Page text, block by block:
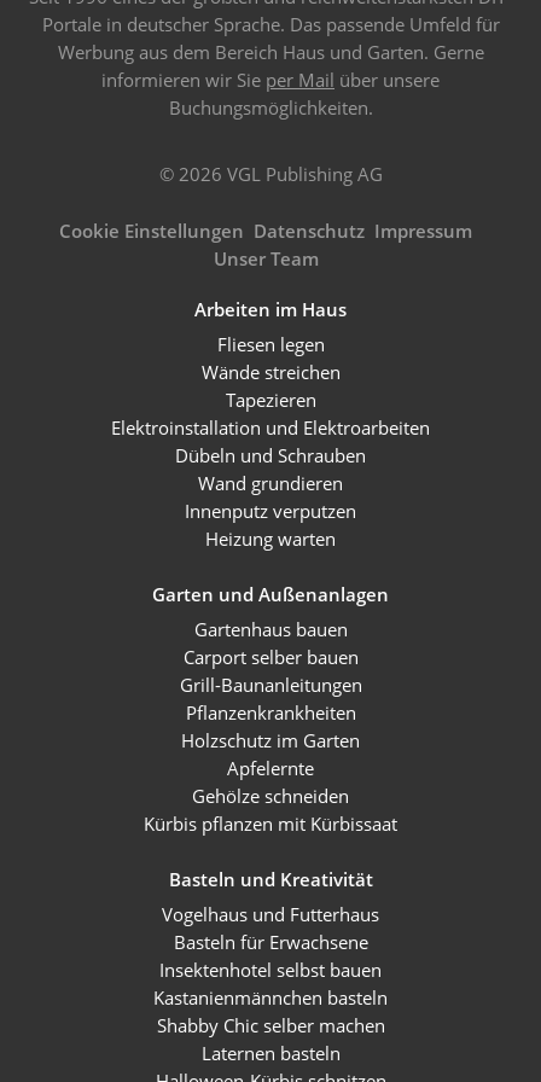
Portale in deutscher Sprache. Das passende Umfeld für
Werbung aus dem Bereich Haus und Garten. Gerne
informieren wir Sie per Mail über unsere
Buchungsmöglichkeiten.
© 2026 VGL Publishing AG
Cookie Einstellungen Datenschutz Impressum
Unser Team
Arbeiten im Haus
Fliesen legen
Wände streichen
Tapezieren
Elektroinstallation und Elektroarbeiten
Dübeln und Schrauben
Wand grundieren
Innenputz verputzen
Heizung warten
Garten und Außenanlagen
Gartenhaus bauen
Carport selber bauen
Grill-Baunanleitungen
Pflanzenkrankheiten
Holzschutz im Garten
Apfelernte
Gehölze schneiden
Kürbis pflanzen mit Kürbissaat
Basteln und Kreativität
Vogelhaus und Futterhaus
Basteln für Erwachsene
Insektenhotel selbst bauen
Kastanienmännchen basteln
Shabby Chic selber machen
Laternen basteln